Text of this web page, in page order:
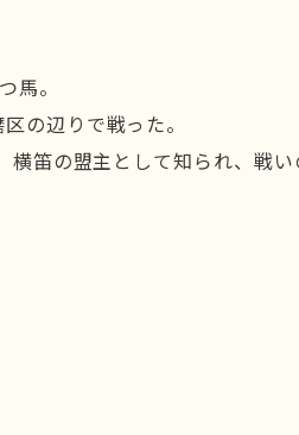
馬。
の辺りで戦った。
笛の盟主として知られ、戦い